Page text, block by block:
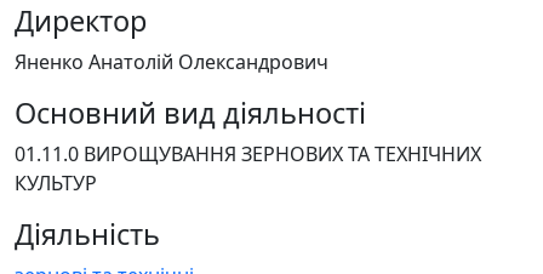
Директор
Яненко Анатолій Олександрович
Основний вид діяльності
01.11.0 ВИРОЩУВАННЯ ЗЕРНОВИХ ТА ТЕХНІЧНИХ
КУЛЬТУР
Діяльність